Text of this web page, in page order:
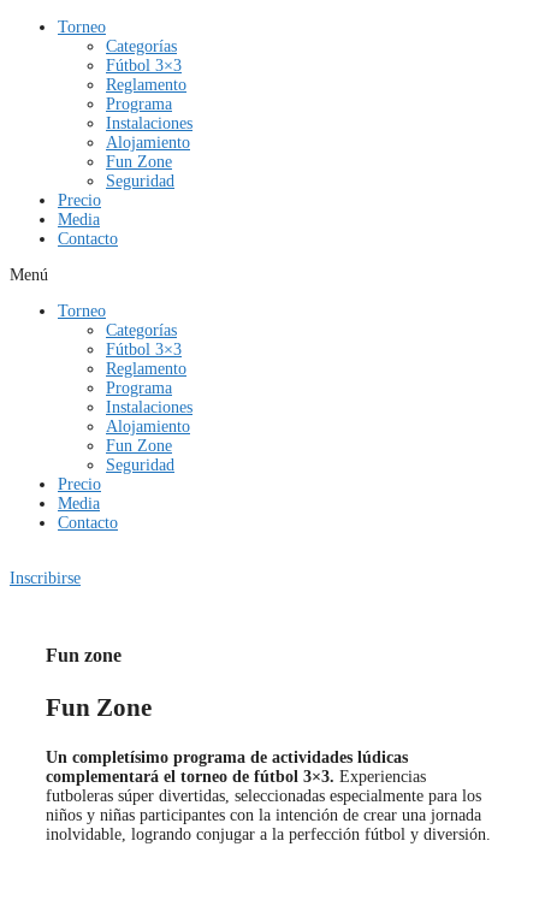
Torneo
Categorías
Fútbol 3×3
Reglamento
Programa
Instalaciones
Alojamiento
Fun Zone
Seguridad
Precio
Media
Contacto
Menú
Torneo
Categorías
Fútbol 3×3
Reglamento
Programa
Instalaciones
Alojamiento
Fun Zone
Seguridad
Precio
Media
Contacto
Inscribirse
Fun zone
Fun Zone
Un completísimo programa de actividades lúdicas
complementará el torneo de fútbol 3×3. Experiencias
futboleras súper divertidas, seleccionadas especialmente para los
niños y niñas participantes con la intención de crear una jornada
inolvidable, logrando conjugar a la perfección fútbol y diversión.